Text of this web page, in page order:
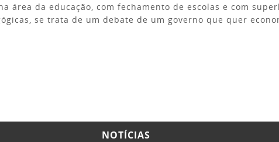
área da educação, com fechamento de escolas e com
se trata de um debate de um governo que quer
NOTÍCIAS